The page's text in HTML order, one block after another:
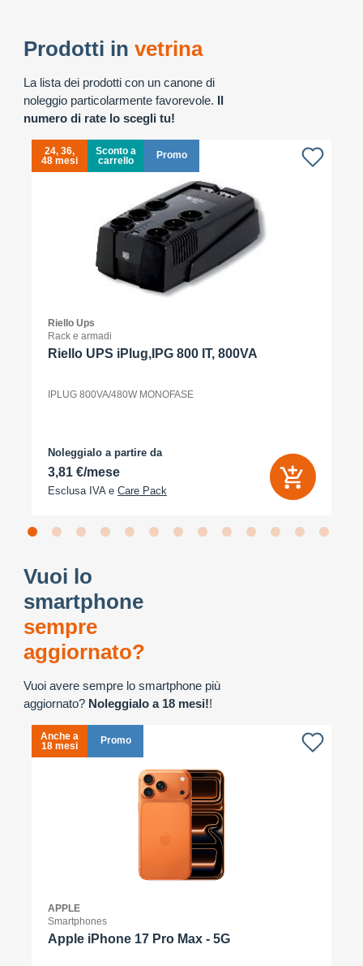
Prodotti in vetrina
La lista dei prodotti con un canone di
noleggio particolarmente favorevole. Il
numero di rate lo scegli tu!
24, 36,
48 mesi
Sconto a
carrello
Promo
Riello Ups
Rack e armadi
Riello UPS iPlug,IPG 800 IT, 800VA
IPLUG 800VA/480W MONOFASE
Noleggialo a partire da
3,81 €/mese
Esclusa IVA e Care Pack
Vuoi lo
smartphone
sempre
aggiornato?
Vuoi avere sempre lo smartphone più
aggiornato? Noleggialo a 18 mesi!!
Anche a
18 mesi
Promo
APPLE
Smartphones
Apple iPhone 17 Pro Max - 5G